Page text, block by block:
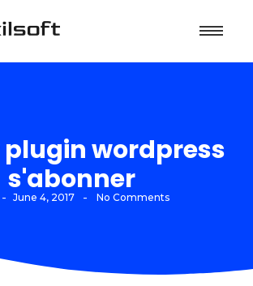
plugin wordpress
s'abonner
- June 4, 2017 - No Comments